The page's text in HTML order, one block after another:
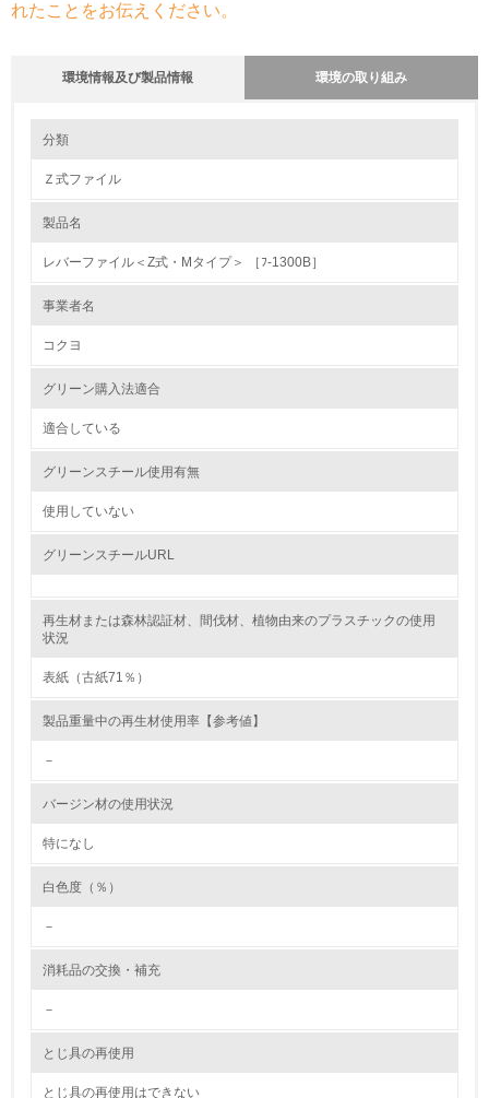
れたことをお伝えください。
環境情報及び製品情報 環境の取り組み
1.環境取り組み体制
レベル2
環境取り組み体制と成果を定期的に検証して次の活動に活
境対策を理解し、実践している
環境活動に関する規格やプログラムを導入している
2.環境への取り組み
分類
Ｚ式ファイル
製品名
レバーファイル＜Z式・Mタイプ＞ ［ﾌ-1300B］
事業者名
コクヨ
グリーン購入法適合
適合している
グリーンスチール使用有無
使用していない
グリーンスチールURL
再生材または森林認証材、間伐材、植物由来のプラスチックの使用
状況
表紙（古紙71％）
製品重量中の再生材使用率【参考値】
－
バージン材の使用状況
特になし
白色度（％）
－
消耗品の交換・補充
－
とじ具の再使用
とじ具の再使用はできない